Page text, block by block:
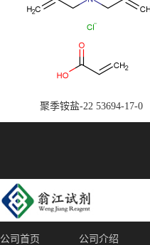
聚季铵盐-22 53694-17-0
公司首页 公司介绍